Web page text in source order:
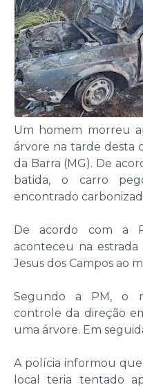
Um homem morreu
árvore na tarde desta
da Barra (MG). De
batida, o carro
encontrado
De acordo com a
aconteceu na
Jesus dos Campos ao
Segundo a PM, o
controle da direção
uma árvore. Em
A polícia informou
local teria tentado